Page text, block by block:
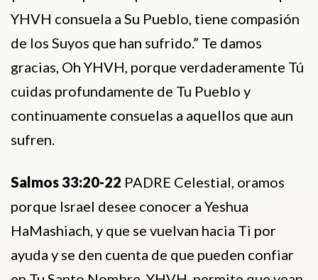
YHVH consuela a Su Pueblo, tiene compasión
de los Suyos que han sufrido.” Te damos
gracias, Oh YHVH, porque verdaderamente Tú
cuidas profundamente de Tu Pueblo y
continuamente consuelas a aquellos que aun
sufren.
Salmos 33:20-22 PADRE Celestial, oramos
porque Israel desee conocer a Yeshua
HaMashiach, y que se vuelvan hacia Ti por
ayuda y se den cuenta de que pueden confiar